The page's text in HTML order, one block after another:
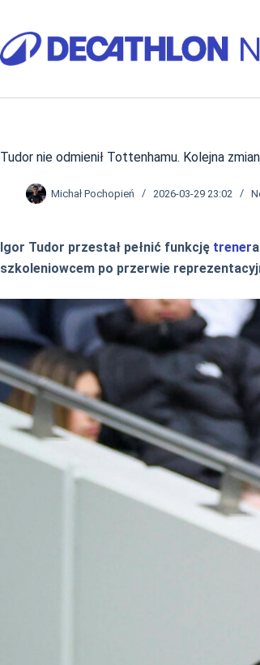
treści
Tudor nie odmienił Tottenhamu. Kolejna
Michał Pochopień 2026-03-29 23:02
Igor Tudor przestał pełnić funkcję trener
szkoleniowcem po przerwie